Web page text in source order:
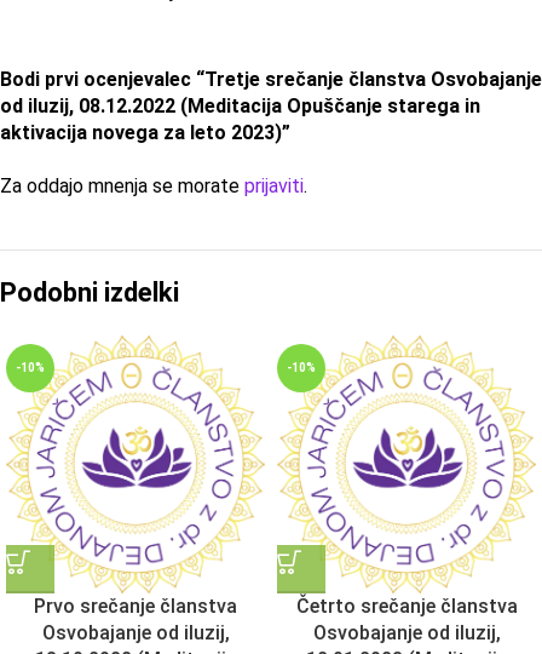
Bodi prvi ocenjevalec “Tretje srečanje članstva Osvobajanje
od iluzij, 08.12.2022 (Meditacija Opuščanje starega in
aktivacija novega za leto 2023)”
Za oddajo mnenja se morate prijaviti.
Podobni izdelki
-10%
Prvo srečanje članstva
Osvobajanje od iluzij,
-10%
Četrto srečanje članstva
Osvobajanje od iluzij,